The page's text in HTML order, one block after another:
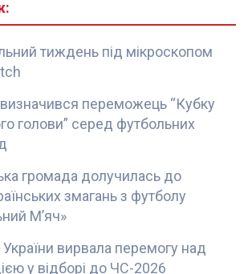
тиждень під мікроскопом
визначився переможець “Кубку
голови” серед футбольних
громада долучилась до
змагань з футболу
М’яч»
України вирвала перемогу над
у відборі до ЧС-2026